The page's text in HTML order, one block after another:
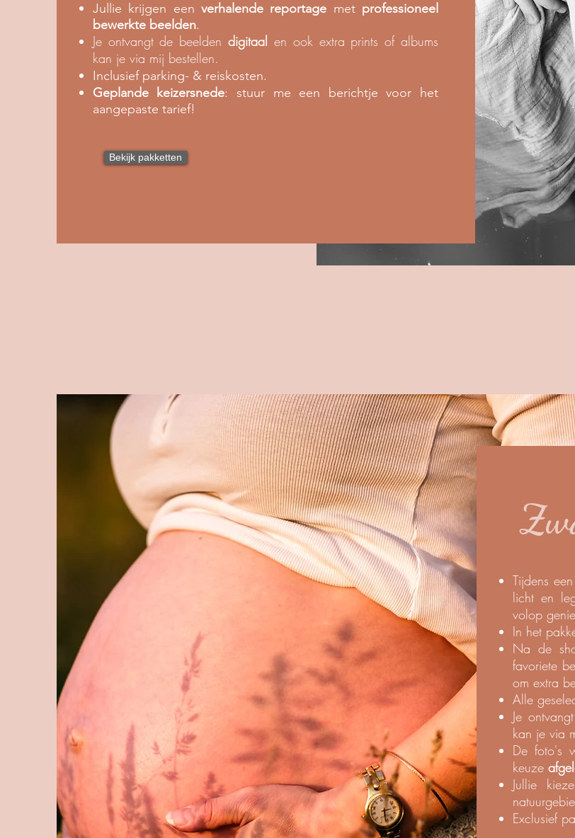
Jullie krijgen een verhalende reportage met professioneel
bewerkte beelden.
Je ontvangt de beeldendigitaal en ook extra prints of albums
kan je via mij bestellen.
Inclusief parking- & reiskosten.
Geplande keizersnede: stuur me een berichtje voor het
aangepaste tarief!
Bekijk pakketten
Tijdens
licht en
volop
In het
Na de
favoriete
om extra
Alle
Je
kan je via
De foto's
keuze
Jullie
Exclusief